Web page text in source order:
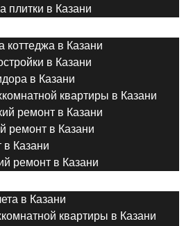
плитки в Казани
коттеджа в Казани
в Казани
в Казани
квартиры в Казани
ремонт в Казани
ремонт в Казани
в Казани
ремонт в Казани
в Казани
квартиры в Казани